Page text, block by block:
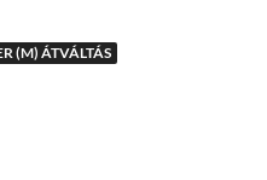
(M) ÁTVÁLTÁS